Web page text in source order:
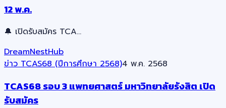
12 พ.ค.
🔔 เปิดรับสมัคร TCA…
DreamNestHub
ข่าว TCAS68 (ปีการศึกษา 2568)4 พ.ค. 2568
TCAS68 รอบ 3 แพทยศาสตร์ มหาวิทยาลัยรังสิต เปิด
รับสมัคร